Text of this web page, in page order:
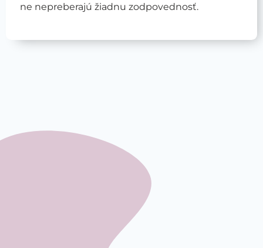
ne nepreberajú žiadnu zodpovednosť.